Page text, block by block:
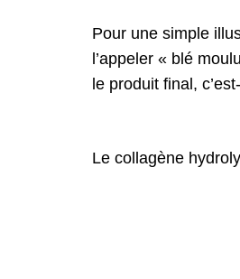
Pour une simple
l’appeler « blé
le produit final,
Le collagène